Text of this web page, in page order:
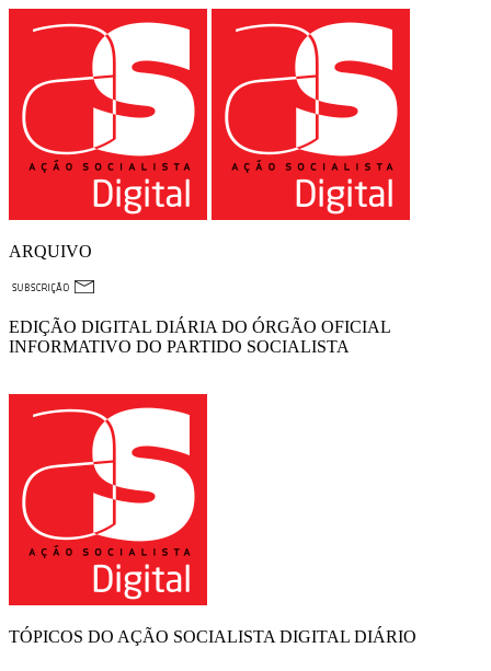
ARQUIVO
EDIÇÃO DIGITAL DIÁRIA DO ÓRGÃO OFICIAL
INFORMATIVO DO PARTIDO SOCIALISTA
TÓPICOS DO AÇÃO SOCIALISTA DIGITAL DIÁRIO